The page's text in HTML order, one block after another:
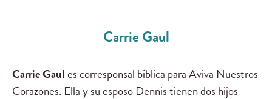
Carrie Gaul
Carrie Gaules corresponsal bíblica para Aviva Nuestros
Corazones. Ella y su esposo Dennis tienen dos hijos